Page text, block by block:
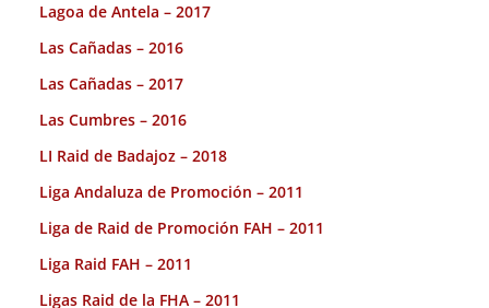
Lagoa de Antela – 2017
Las Cañadas – 2016
Las Cañadas – 2017
Las Cumbres – 2016
LI Raid de Badajoz – 2018
Liga Andaluza de Promoción – 2011
Liga de Raid de Promoción FAH – 2011
Liga Raid FAH – 2011
Ligas Raid de la FHA – 2011